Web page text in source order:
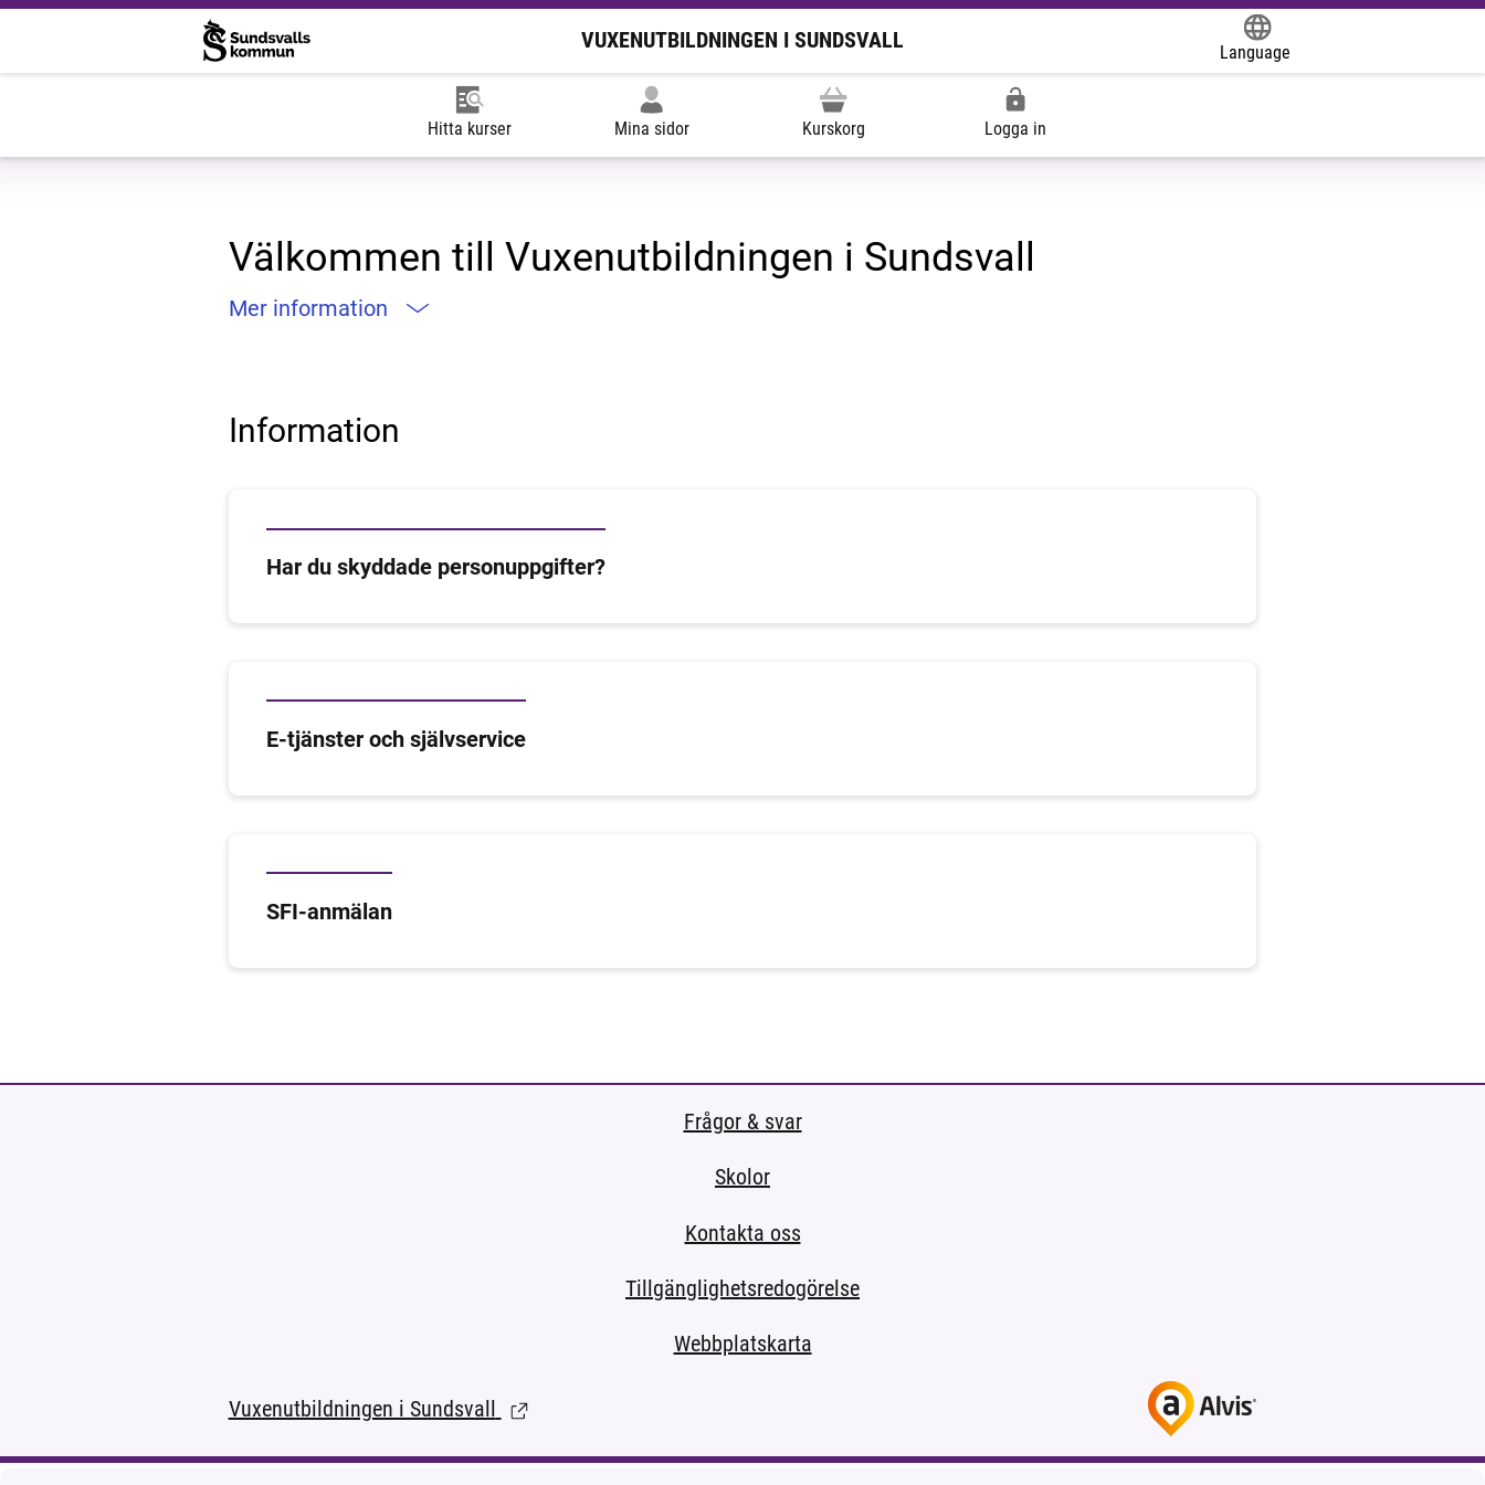
VUXENUTBILDNINGEN I SUNDSVALL
Language
Hitta kurser Mina sidor Kurskorg Logga in
Välkommen till Vuxenutbildningen i Sundsvall
Mer information
Information
Har du skyddade personuppgifter?
E-tjänster och självservice
SFI-anmälan
Frågor & svar
Skolor
Kontakta oss
Tillgänglighetsredogörelse
Webbplatskarta
Vuxenutbildningen i Sundsvall (Länk till extern sida.)